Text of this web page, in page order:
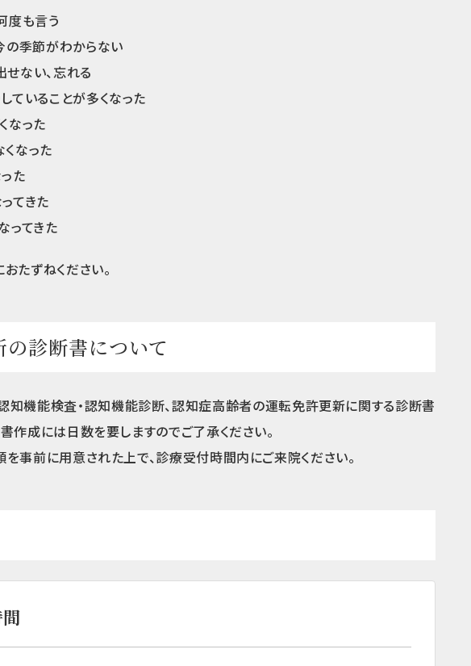
度も言う
の季節がわからない
ない、忘れる
ていることが多くなった
なった
なった
た
てきた
ってきた
たずねください。
診断書について
知機能検査・認知機能診断、認知症高齢者の運転免許更新に関する診断書
作成には日数を要しますのでご了承ください。
事前に用意された上で、診療受付時間内にご来院ください。